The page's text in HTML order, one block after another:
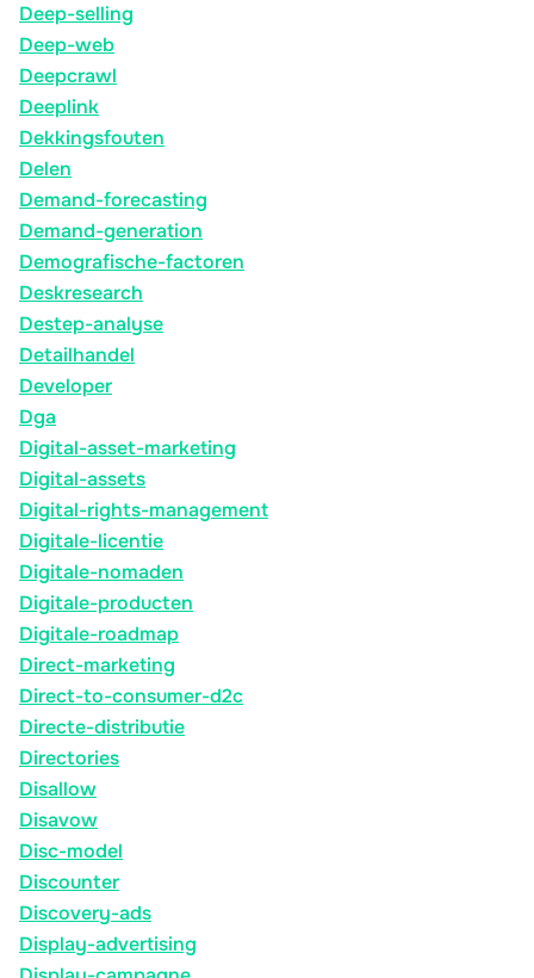
Deep-selling
Deep-web
Deepcrawl
Deeplink
Dekkingsfouten
Delen
Demand-forecasting
Demand-generation
Demografische-factoren
Deskresearch
Destep-analyse
Detailhandel
Developer
Dga
Digital-asset-marketing
Digital-assets
Digital-rights-management
Digitale-licentie
Digitale-nomaden
Digitale-producten
Digitale-roadmap
Direct-marketing
Direct-to-consumer-d2c
Directe-distributie
Directories
Disallow
Disavow
Disc-model
Discounter
Discovery-ads
Display-advertising